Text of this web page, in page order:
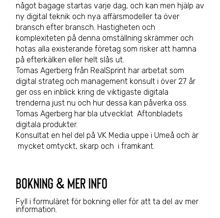
något bagage startas varje dag, och kan men hjälp av
ny digital teknik och nya affärsmodeller ta över
bransch efter bransch. Hastigheten och
komplexiteten på denna omställning skrämmer och
hotas alla existerande företag som risker att hamna
på efterkälken eller helt slås ut.
Tomas Agerberg från RealSprint har arbetat som
digital strateg och management konsult i över 27 år
ger oss en inblick kring de viktigaste digitala
trenderna just nu och hur dessa kan påverka oss.
Tomas Agerberg har bla utvecklat Aftonbladets
digitala produkter.
Konsultat en hel del på VK Media uppe i Umeå och är
mycket omtyckt, skarp och i framkant.
bokning & mer info
Fyll i formuläret för bokning eller för att ta del av mer
information.